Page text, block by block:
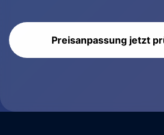
Preisanpassung jetzt